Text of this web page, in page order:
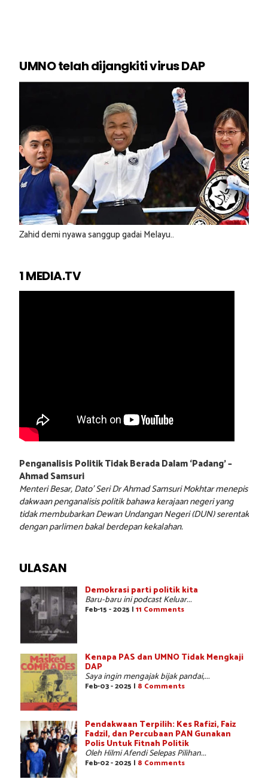
UMNO telah dijangkiti virus DAP
Zahid demi nyawa sanggup gadai Melayu..
1 MEDIA.TV
Penganalisis Politik Tidak Berada Dalam ‘Padang’ –
Ahmad Samsuri
Menteri Besar, Dato’ Seri Dr Ahmad Samsuri Mokhtar menepis
dakwaan penganalisis politik bahawa kerajaan negeri yang
tidak membubarkan Dewan Undangan Negeri (DUN) serentak
dengan parlimen bakal berdepan kekalahan.
ULASAN
Demokrasi parti politik kita
Baru-baru ini podcast Keluar...
Feb-15 - 2025 | 11 Comments
Kenapa PAS dan UMNO Tidak Mengkaji
DAP
Saya ingin mengajak bijak pandai,...
Feb-03 - 2025 | 8 Comments
Pendakwaan Terpilih: Kes Rafizi, Faiz
Fadzil, dan Percubaan PAN Gunakan
Polis Untuk Fitnah Politik
Oleh Hilmi Afendi Selepas Pilihan...
Feb-02 - 2025 | 8 Comments